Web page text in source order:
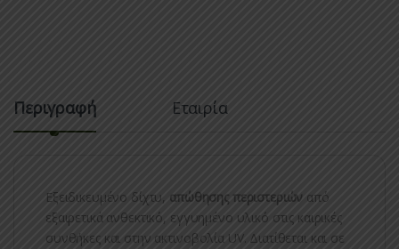
Περιγραφή Εταιρία
Εξειδικευμένο δίχτυ, απώθησης περιστεριών από
εξαιρετικά ανθεκτικό, εγγυημένο υλικό στις καιρικές
συνθήκες και στην ακτινοβολία UV. Διατίθεται και σε